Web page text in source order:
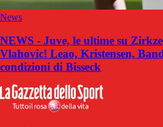
News
NEWS - Juve, le ultime su
Vlahovic! Leao, Kristensen,
condizioni di Bisseck